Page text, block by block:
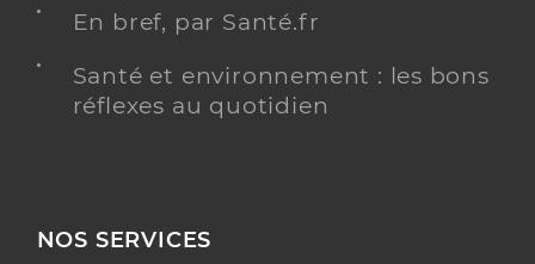
En bref, par Santé.fr
Santé et environnement : les bons
réflexes au quotidien
NOS SERVICES